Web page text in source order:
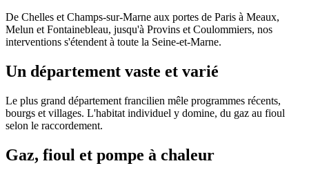
De Chelles et Champs-sur-Marne aux portes de Paris à Meaux,
Melun et Fontainebleau, jusqu'à Provins et Coulommiers, nos
interventions s'étendent à toute la Seine-et-Marne.
Un département vaste et varié
Le plus grand département francilien mêle programmes récents,
bourgs et villages. L'habitat individuel y domine, du gaz au fioul
selon le raccordement.
Gaz, fioul et pompe à chaleur